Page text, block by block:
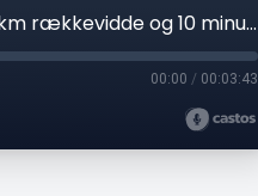
07 - BMW's nye elbilbatteri: 600 km rækkevidde og 10 minutters opladning
00:00 / 00:03:43